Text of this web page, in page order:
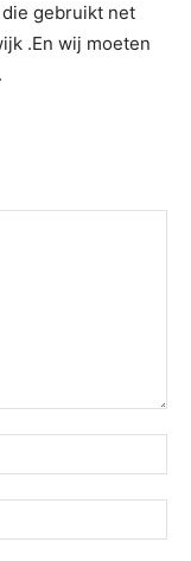
gebruikt net
.En wij moeten